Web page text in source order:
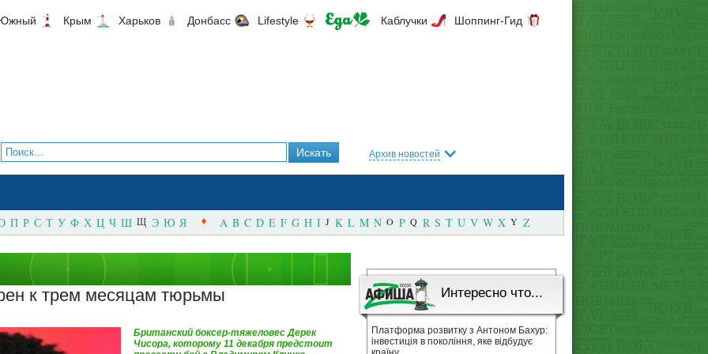
Крым Харьков Донбасс Lifestyle Каблучки Шоппинг-Гид
Архив новостей
П Р С Т У Ф Х Ц Ч Ш Щ Э Ю Я A B C D E F G H I J K L M N O P Q R S T U V W X Y Z
к трем месяцам тюрьмы
Британский боксер-тяжеловес Дерек
Чисора, которому 11 декабря предстоит
Интересно что...
Платформа розвитку з Антоном Бахур:
інвестиція в покоління, яке відбудує